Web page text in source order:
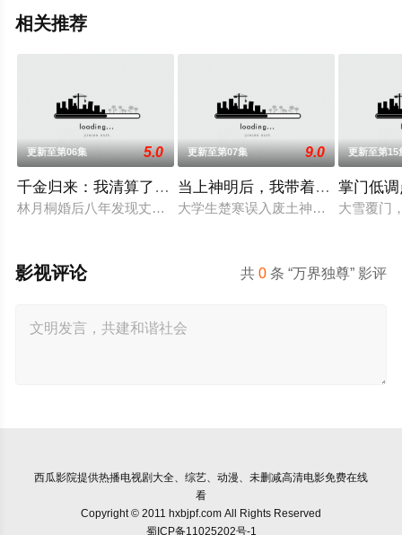
相关推荐
更新至第06集 5.0
千金归来：我清算了枕边人
林月桐婚后八年发现丈夫顾明轩联合情人苏婉、婆家图谋自家
更新至第07集 9.0
当上神明后，我带着信徒干翻了
大学生楚寒误入废土神选游戏，新手
更新至第15
掌门低
大雪覆门
共0 条 “万界独尊” 影评
影视评论
西瓜影院提供热播电视剧大全、综艺、动漫、未删减高清电影免费在线
看
Copyright © 2011 hxbjpf.com All Rights Reserved
蜀ICP备11025202号-1